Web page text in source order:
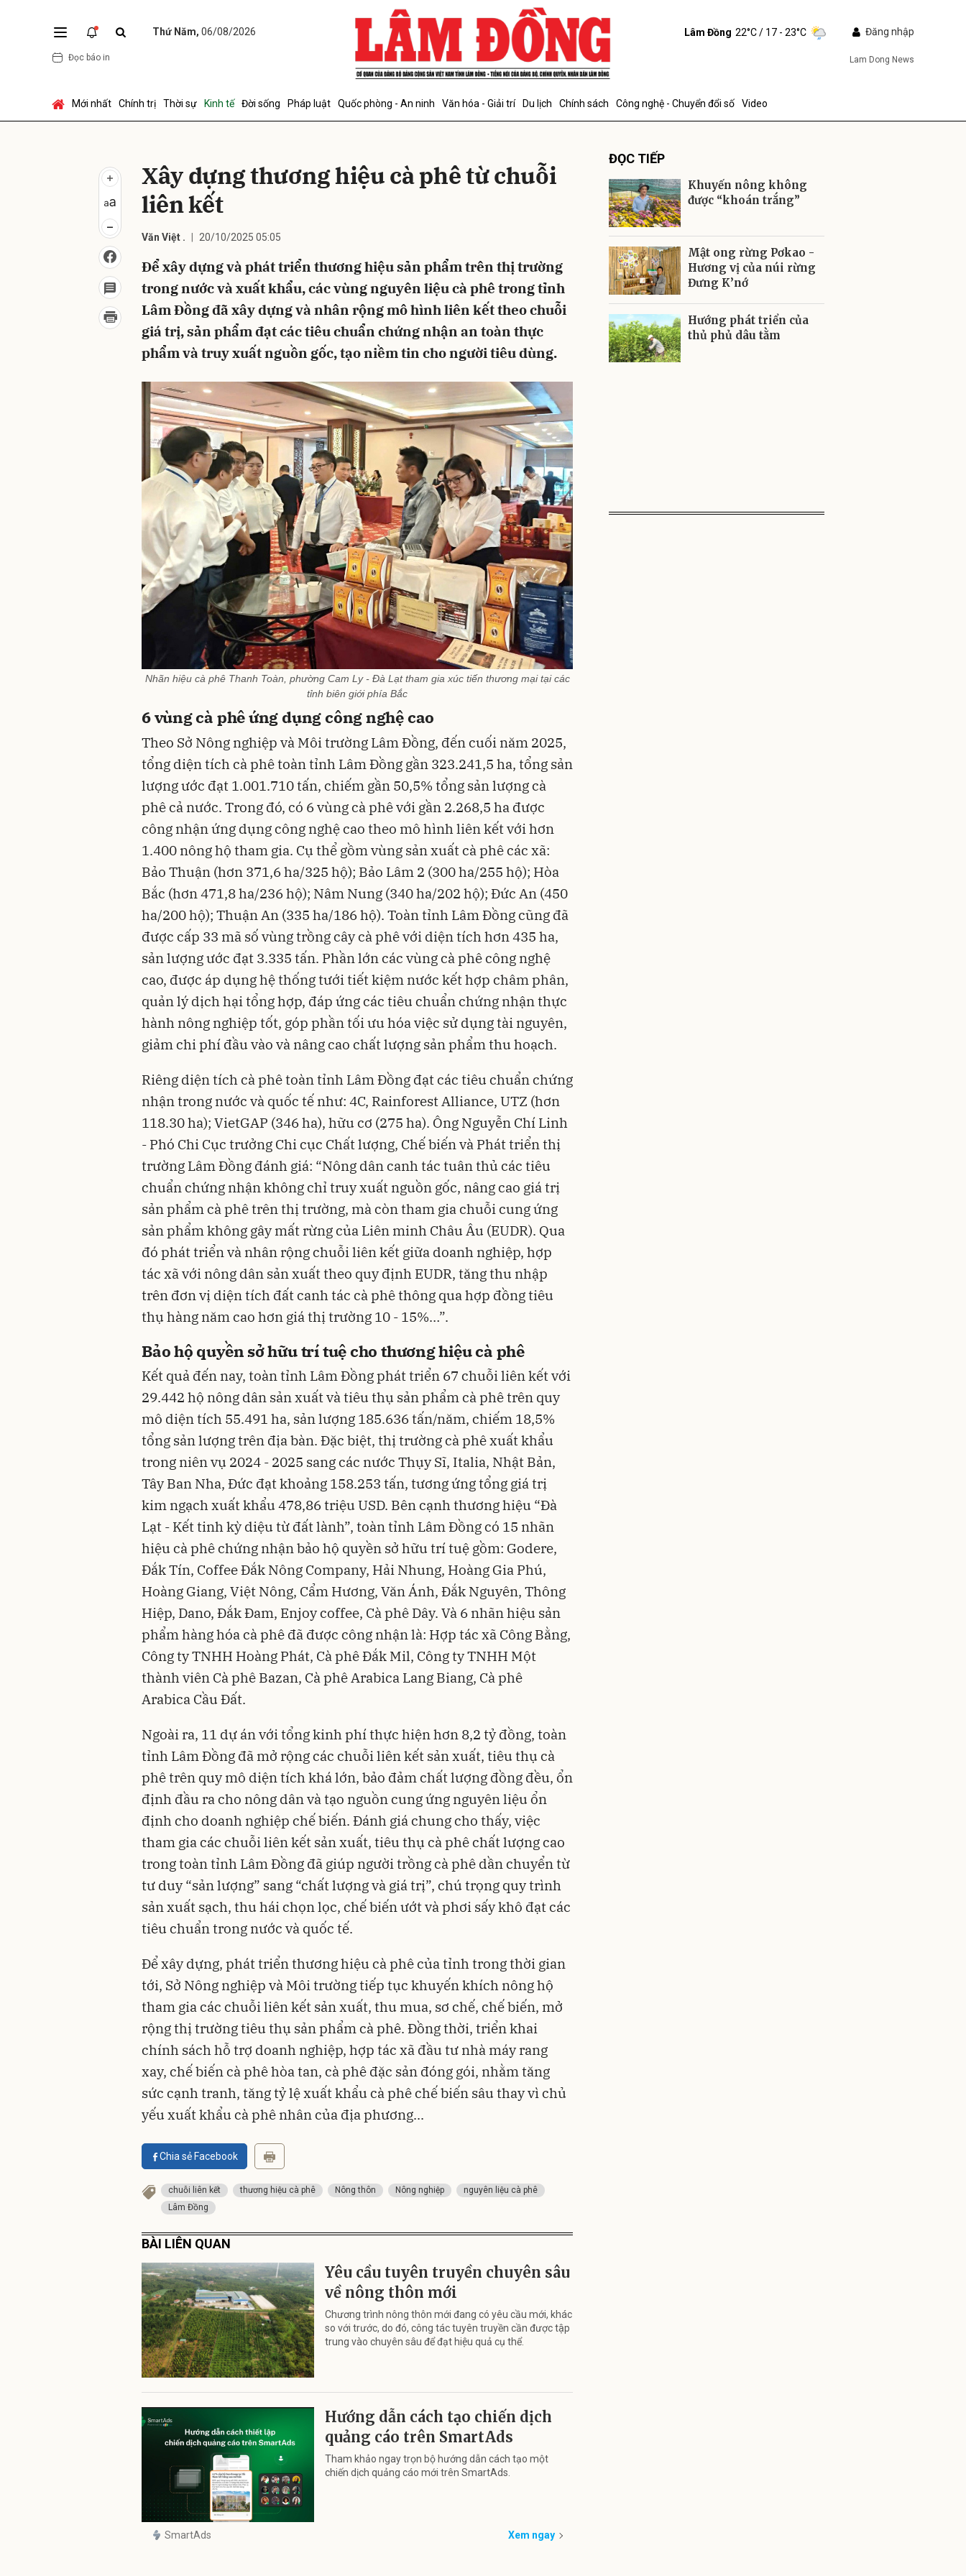
Thứ Năm, 06/08/2026
Đọc báo in
Lâm Đồng 22°C/ 17 - 23°C Đăng nhập
Lam Dong News
Mới nhất Chính trị Thời sự Kinh tế Đời sống Pháp luật Quốc phòng - An ninh Văn hóa - Giải trí Du lịch Chính sách Công nghệ - Chuyển đổi số Video
Xây dựng thương hiệu cà phê từ chuỗi
liên kết
Văn Việt . 20/10/2025 05:05
Để xây dựng và phát triển thương hiệu sản phẩm trên thị trường
trong nước và xuất khẩu, các vùng nguyên liệu cà phê trong tỉnh
Lâm Đồng đã xây dựng và nhân rộng mô hình liên kết theo chuỗi
giá trị, sản phẩm đạt các tiêu chuẩn chứng nhận an toàn thực
phẩm và truy xuất nguồn gốc, tạo niềm tin cho người tiêu dùng.
Nhãn hiệu cà phê Thanh Toàn, phường Cam Ly - Đà Lạt tham gia xúc tiến thương mại tại các
tỉnh biên giới phía Bắc
6 vùng cà phê ứng dụng công nghệ cao
Theo Sở Nông nghiệp và Môi trường Lâm Đồng, đến cuối năm 2025,
tổng diện tích cà phê toàn tỉnh Lâm Đồng gần 323.241,5 ha, tổng sản
lượng ước đạt 1.001.710 tấn, chiếm gần 50,5% tổng sản lượng cà
phê cả nước. Trong đó, có 6 vùng cà phê với gần 2.268,5 ha được
công nhận ứng dụng công nghệ cao theo mô hình liên kết với hơn
1.400 nông hộ tham gia. Cụ thể gồm vùng sản xuất cà phê các xã:
Bảo Thuận (hơn 371,6 ha/325 hộ); Bảo Lâm 2 (300 ha/255 hộ); Hòa
Bắc (hơn 471,8 ha/236 hộ); Nâm Nung (340 ha/202 hộ); Đức An (450
ha/200 hộ); Thuận An (335 ha/186 hộ). Toàn tỉnh Lâm Đồng cũng đã
được cấp 33 mã số vùng trồng cây cà phê với diện tích hơn 435 ha,
sản lượng ước đạt 3.335 tấn. Phần lớn các vùng cà phê công nghệ
cao, được áp dụng hệ thống tưới tiết kiệm nước kết hợp châm phân,
quản lý dịch hại tổng hợp, đáp ứng các tiêu chuẩn chứng nhận thực
hành nông nghiệp tốt, góp phần tối ưu hóa việc sử dụng tài nguyên,
giảm chi phí đầu vào và nâng cao chất lượng sản phẩm thu hoạch.
Riêng diện tích cà phê toàn tỉnh Lâm Đồng đạt các tiêu chuẩn chứng
nhận trong nước và quốc tế như: 4C, Rainforest Alliance, UTZ (hơn
118.30 ha); VietGAP (346 ha), hữu cơ (275 ha). Ông Nguyễn Chí Linh
- Phó Chi Cục trưởng Chi cục Chất lượng, Chế biến và Phát triển thị
trường Lâm Đồng đánh giá: “Nông dân canh tác tuân thủ các tiêu
chuẩn chứng nhận không chỉ truy xuất nguồn gốc, nâng cao giá trị
sản phẩm cà phê trên thị trường, mà còn tham gia chuỗi cung ứng
sản phẩm không gây mất rừng của Liên minh Châu Âu (EUDR). Qua
đó phát triển và nhân rộng chuỗi liên kết giữa doanh nghiệp, hợp
tác xã với nông dân sản xuất theo quy định EUDR, tăng thu nhập
trên đơn vị diện tích đất canh tác cà phê thông qua hợp đồng tiêu
thụ hàng năm cao hơn giá thị trường 10 - 15%…”.
Bảo hộ quyền sở hữu trí tuệ cho thương hiệu cà phê
Kết quả đến nay, toàn tỉnh Lâm Đồng phát triển 67 chuỗi liên kết với
29.442 hộ nông dân sản xuất và tiêu thụ sản phẩm cà phê trên quy
mô diện tích 55.491 ha, sản lượng 185.636 tấn/năm, chiếm 18,5%
tổng sản lượng trên địa bàn. Đặc biệt, thị trường cà phê xuất khẩu
trong niên vụ 2024 - 2025 sang các nước Thụy Sĩ, Italia, Nhật Bản,
Tây Ban Nha, Đức đạt khoảng 158.253 tấn, tương ứng tổng giá trị
kim ngạch xuất khẩu 478,86 triệu USD. Bên cạnh thương hiệu “Đà
Lạt - Kết tinh kỳ diệu từ đất lành”, toàn tỉnh Lâm Đồng có 15 nhãn
hiệu cà phê chứng nhận bảo hộ quyền sở hữu trí tuệ gồm: Godere,
Đắk Tín, Coffee Đắk Nông Company, Hải Nhung, Hoàng Gia Phú,
Hoàng Giang, Việt Nông, Cẩm Hương, Văn Ánh, Đắk Nguyên, Thông
Hiệp, Dano, Đắk Đam, Enjoy coffee, Cà phê Dây. Và 6 nhãn hiệu sản
phẩm hàng hóa cà phê đã được công nhận là: Hợp tác xã Công Bằng,
Công ty TNHH Hoàng Phát, Cà phê Đắk Mil, Công ty TNHH Một
thành viên Cà phê Bazan, Cà phê Arabica Lang Biang, Cà phê
Arabica Cầu Đất.
Ngoài ra, 11 dự án với tổng kinh phí thực hiện hơn 8,2 tỷ đồng, toàn
tỉnh Lâm Đồng đã mở rộng các chuỗi liên kết sản xuất, tiêu thụ cà
phê trên quy mô diện tích khá lớn, bảo đảm chất lượng đồng đều, ổn
định đầu ra cho nông dân và tạo nguồn cung ứng nguyên liệu ổn
định cho doanh nghiệp chế biến. Đánh giá chung cho thấy, việc
tham gia các chuỗi liên kết sản xuất, tiêu thụ cà phê chất lượng cao
trong toàn tỉnh Lâm Đồng đã giúp người trồng cà phê dần chuyển từ
tư duy “sản lượng” sang “chất lượng và giá trị”, chú trọng quy trình
sản xuất sạch, thu hái chọn lọc, chế biến ướt và phơi sấy khô đạt các
tiêu chuẩn trong nước và quốc tế.
Để xây dựng, phát triển thương hiệu cà phê của tỉnh trong thời gian
tới, Sở Nông nghiệp và Môi trường tiếp tục khuyến khích nông hộ
tham gia các chuỗi liên kết sản xuất, thu mua, sơ chế, chế biến, mở
rộng thị trường tiêu thụ sản phẩm cà phê. Đồng thời, triển khai
chính sách hỗ trợ doanh nghiệp, hợp tác xã đầu tư nhà máy rang
xay, chế biến cà phê hòa tan, cà phê đặc sản đóng gói, nhằm tăng
sức cạnh tranh, tăng tỷ lệ xuất khẩu cà phê chế biến sâu thay vì chủ
yếu xuất khẩu cà phê nhân của địa phương...
Chia sẻ Facebook
chuỗi liên kết thương hiệu cà phê Nông thôn Nông nghiệp
nguyên liệu cà phê
Lâm Đồng
BÀI LIÊN QUAN
Yêu cầu tuyên truyền chuyên sâu
về nông thôn mới
Chương trình nông thôn mới đang có yêu cầu mới, khác
so với trước, do đó, công tác tuyên truyền cần được tập
trung vào chuyên sâu để đạt hiệu quả cụ thể.
Hướng dẫn cách tạo chiến dịch
quảng cáo trên SmartAds
Tham khảo ngay trọn bộ hướng dẫn cách tạo một
chiến dịch quảng cáo mới trên SmartAds.
SmartAds Xem ngay
ĐỌC TIẾP
Khuyến nông không
được “khoán trắng”
Mật ong rừng Pơkao -
Hương vị của núi rừng
Đưng K’nớ
Hướng phát triển của
thủ phủ dâu tằm
Gửi bình luận
Gửi